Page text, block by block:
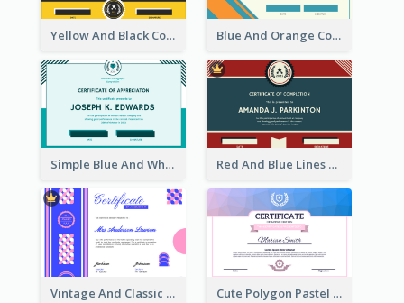
Yellow And Black Contrast Simple Certificate Blue And Orange Company Triangles With Badge Certificate
Simple Blue And White Rectangle Certificate Red And Blue Lines And Badge Completion Certificate
Vintage And Classic Vibrant Certificate Design Ideas Cute Polygon Pastel Color Certificate Design